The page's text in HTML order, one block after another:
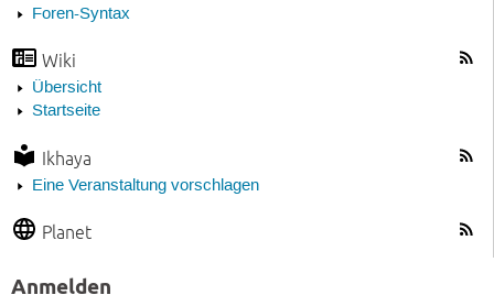
Foren-Syntax
Wiki
Übersicht
Startseite
Ikhaya
Eine Veranstaltung vorschlagen
Planet
Anmelden